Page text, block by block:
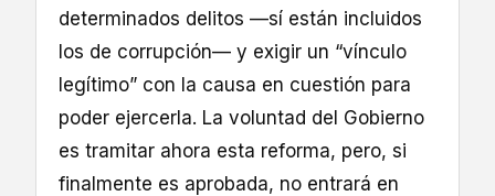
determinados delitos —sí están incluidos
los de corrupción— y exigir un “vínculo
legítimo” con la causa en cuestión para
poder ejercerla. La voluntad del Gobierno
es tramitar ahora esta reforma, pero, si
finalmente es aprobada, no entrará en